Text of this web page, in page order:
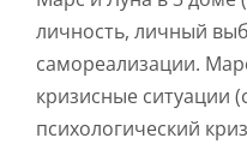
личность, личный
самореализации.
кризисные ситуации
психологический